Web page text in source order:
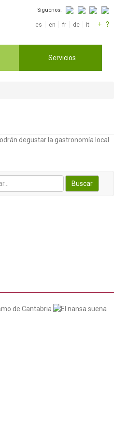
Síguenos:
es en fr de it + ?
Servicios
degustar la gastronomía local.
Buscar